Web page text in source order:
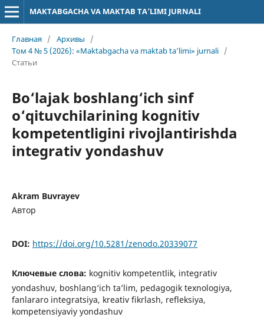
MAKTABGACHA VA MAKTAB TA’LIMI JURNALI
Главная / Архивы
/
Том 4 № 5 (2026): «Maktabgacha va maktab ta’limi» jurnali /
Статьи
Bo‘lajak boshlang‘ich sinf
o‘qituvchilarining kognitiv
kompetentligini rivojlantirishda
integrativ yondashuv
Akram Buvrayev
Автор
DOI: https://doi.org/10.5281/zenodo.20339077
Ключевые слова: kognitiv kompetentlik, integrativ
yondashuv, boshlang‘ich ta’lim, pedagogik texnologiya,
fanlararo integratsiya, kreativ fikrlash, refleksiya,
kompetensiyaviy yondashuv